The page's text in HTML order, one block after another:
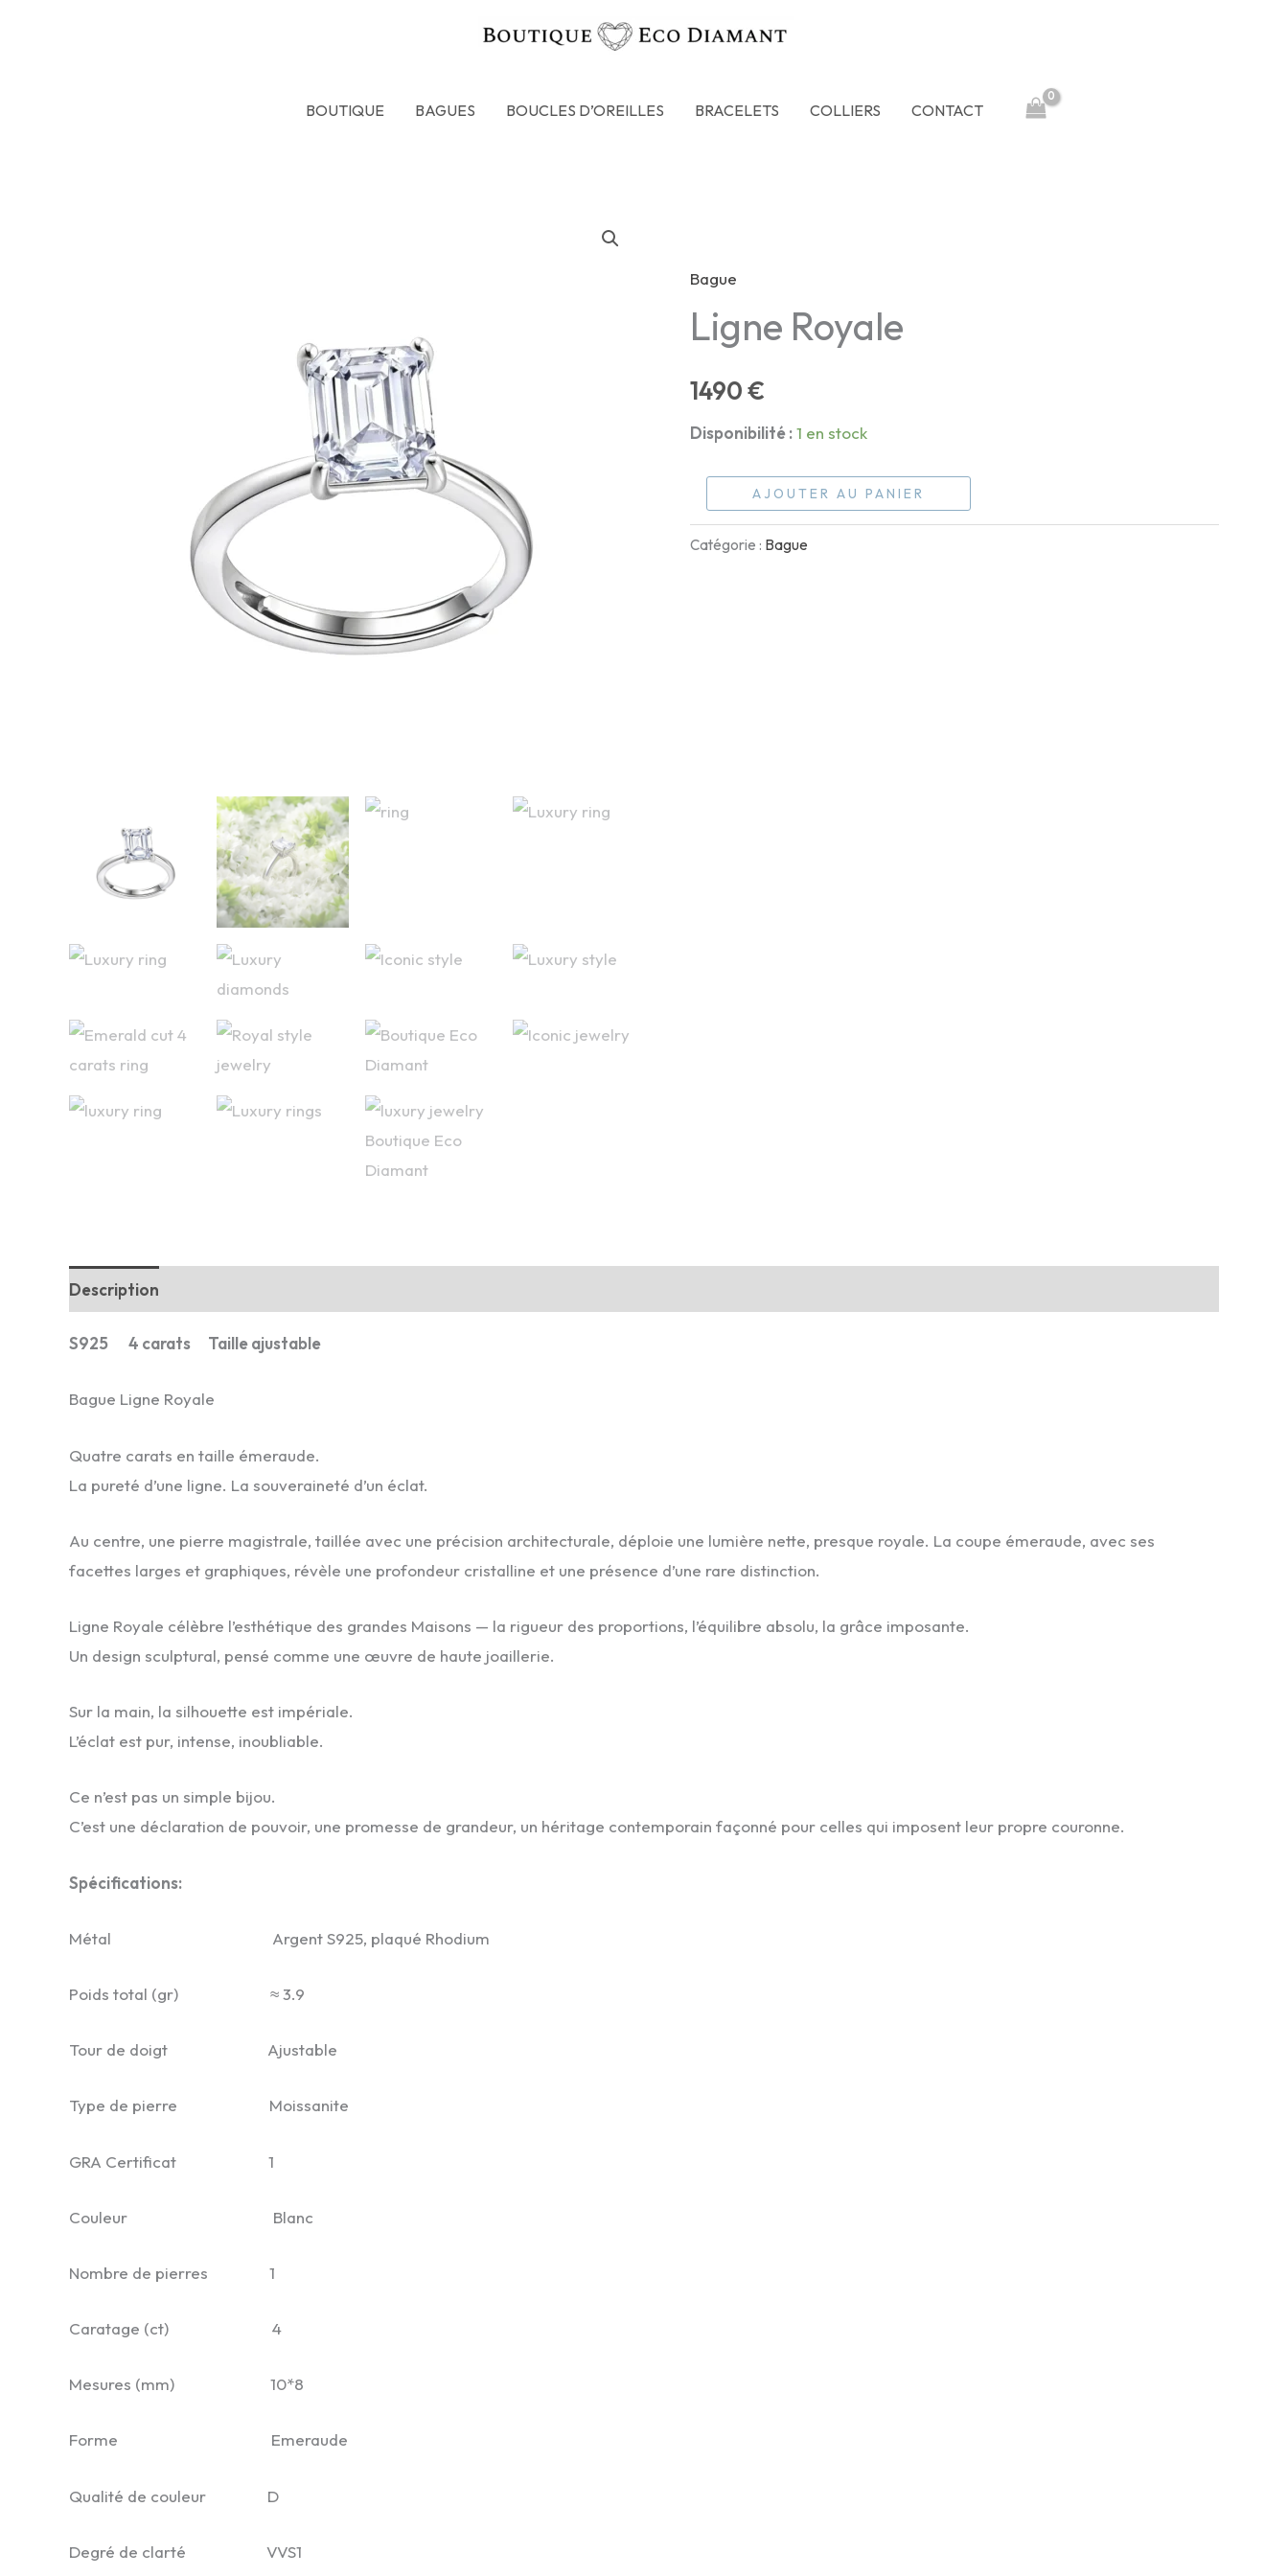
BOUTIQUE BAGUES BOUCLES D’OREILLES BRACELETS COLLIERS CONTACT
Bague
Ligne Royale
1490€
Disponibilité :1 en stock
de
Ligne
AJOUTER AU PANIER
Catégorie : Bague
Description
S925 4 carats Taille ajustable
Bague Ligne Royale
Quatre carats en taille émeraude.
La pureté d’une ligne. La souveraineté d’un éclat.
Au centre, une pierre magistrale, taillée avec une précision architecturale, déploie une lumière nette, presque royale. La coupe émeraude, avec ses
facettes larges et graphiques, révèle une profondeur cristalline et une présence d’une rare distinction.
Ligne Royale célèbre l’esthétique des grandes Maisons — la rigueur des proportions, l’équilibre absolu, la grâce imposante.
Un design sculptural, pensé comme une œuvre de haute joaillerie.
Sur la main, la silhouette est impériale.
L’éclat est pur, intense, inoubliable.
Ce n’est pas un simple bijou.
C’est une déclaration de pouvoir, une promesse de grandeur, un héritage contemporain façonné pour celles qui imposent leur propre couronne.
Spécifications:
Métal Argent S925, plaqué Rhodium
Poids total (gr) ≈ 3.9
Tour de doigt Ajustable
Type de pierre Moissanite
GRA Certificat 1
Couleur Blanc
Nombre de pierres 1
Caratage (ct) 4
Mesures (mm) 10*8
Forme Emeraude
Qualité de couleur D
Degré de clarté VVS1